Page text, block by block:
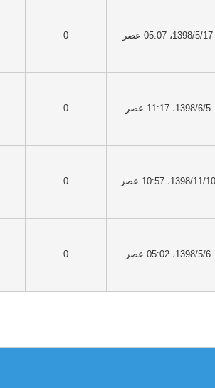
1398/5/17، 05:07 عصر 0
1398/6/5، 11:17 عصر 0
1398/11/10، 10:57 عصر 0
1398/5/6، 05:02 عصر 0